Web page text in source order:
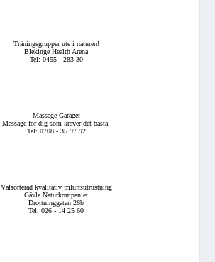
Träningsgrupper ute i naturen!
Blekinge Health Arena
Tel: 0455 - 283 30
Massage Garaget
Massage för dig som kräver det bästa.
Tel: 0708 - 35 97 92
Välsorterad kvalitativ friluftsutrustning
Gävle Naturkompaniet
Drottninggatan 26b
Tel: 026 - 14 25 60